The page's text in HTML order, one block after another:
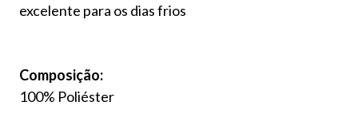
excelente para os dias frios
Composição:
100% Poliéster